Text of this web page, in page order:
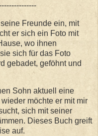
Freunde ein, mit
er sich ein Foto mit
wo ihnen
sich für das Foto
gebadet, geföhnt und
Sohn aktuell eine
möchte er mit mir
sich mit seiner
Dieses Buch greift
auf.